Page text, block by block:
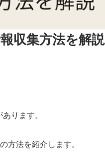
収集方法を解説
ります。
方法を紹介します。